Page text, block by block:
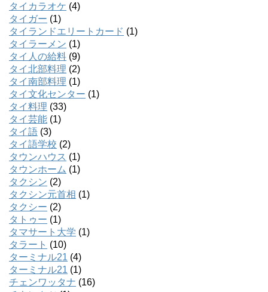
タイカラオケ (4)
タイガー (1)
タイランドエリートカード (1)
タイラーメン (1)
タイ人の給料 (9)
タイ北部料理 (2)
タイ南部料理 (1)
タイ文化センター (1)
タイ料理 (33)
タイ芸能 (1)
タイ語 (3)
タイ語学校 (2)
タウンハウス (1)
タウンホーム (1)
タクシン (2)
タクシン元首相 (1)
タクシー (2)
タトゥー (1)
タマサート大学 (1)
タラート (10)
ターミナル21 (4)
ターミナル21 (1)
チェンワッタナ (16)